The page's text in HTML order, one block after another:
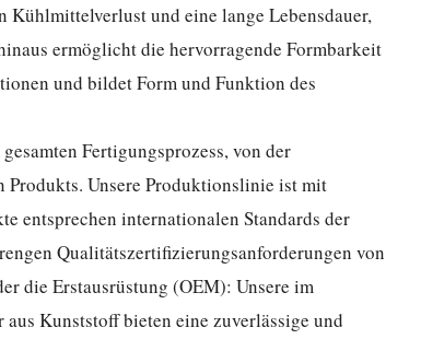
und eine lange Lebensdauer,
ermöglicht die hervorragende Formbarkeit
und bildet Form und Funktion des
Fertigungsprozess, von der
Produkts. Unsere Produktionslinie ist mit
entsprechen internationalen Standards der
Qualitätszertifizierungsanforderungen von
die Erstausrüstung (OEM): Unsere im
Kunststoff bieten eine zuverlässige und